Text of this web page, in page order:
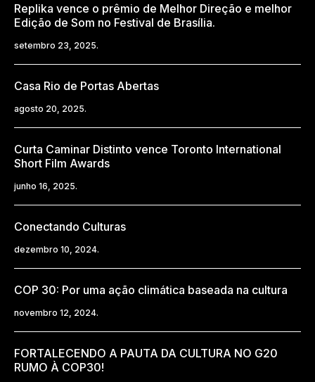
Replika vence o prêmio de Melhor Direção e melhor
Edição de Som no Festival de Brasília.
setembro 23, 2025.
Casa Rio de Portas Abertas
agosto 20, 2025.
Curta Caminar Distinto vence Toronto International
Short Film Awards
junho 16, 2025.
Conectando Culturas
dezembro 10, 2024.
COP 30: Por uma ação climática baseada na cultura
novembro 12, 2024.
FORTALECENDO A PAUTA DA CULTURA NO G20
RUMO À COP30!